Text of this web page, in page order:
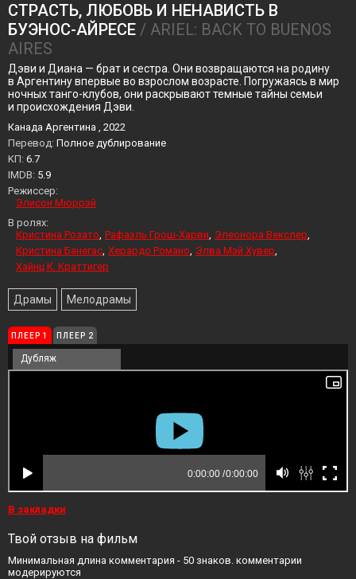
СТРАСТЬ, ЛЮБОВЬ И НЕНАВИСТЬ В
БУЭНОС-АЙРЕСЕ / ARIEL: BACK TO BUENOS
AIRES
Дэви и Диана — брат и сестра. Они возвращаются на родину
в Аргентину впервые во взрослом возрасте. Погружаясь в мир
ночных танго-клубов, они раскрывают темные тайны семьи
и происхождения Дэви.
Канада Аргентина , 2022
Перевод: Полное дублирование
KП: 6.7
IMDB: 5.9
Режиссер:
Элисон Мюррэй
В ролях:
Кристина Розато Рафаэль Грош-Харви Элеонора Векслер
Кристина Банегас Херардо Романо Элва Мэй Хувер
Хайнц К. Краттигер
Драмы Мелодрамы
ПЛЕЕР 1 ПЛЕЕР 2
Дубляж
В закладки
Твой отзыв на фильм
Минимальная длина комментария - 50 знаков. комментарии
модерируются